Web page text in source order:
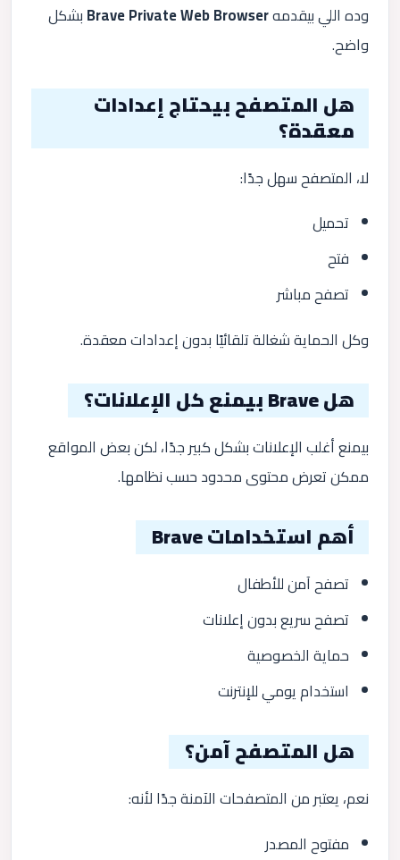
وده اللي بيقدمهBrave Private Web Browser بشكل
واضح.
هل المتصفح بيحتاج إعدادات
معقدة؟
لا، المتصفح سهل جدًا:
تحميل
فتح
تصفح مباشر
وكل الحماية شغالة تلقائيًا بدون إعدادات معقدة.
هل Brave بيمنع كل الإعلانات؟
بيمنع أغلب الإعلانات بشكل كبير جدًا، لكن بعض المواقع
ممكن تعرض محتوى محدود حسب نظامها.
أهم استخدامات Brave
تصفح آمن للأطفال
تصفح سريع بدون إعلانات
حماية الخصوصية
استخدام يومي للإنترنت
هل المتصفح آمن؟
نعم، يعتبر من المتصفحات الآمنة جدًا لأنه:
مفتوح المصدر